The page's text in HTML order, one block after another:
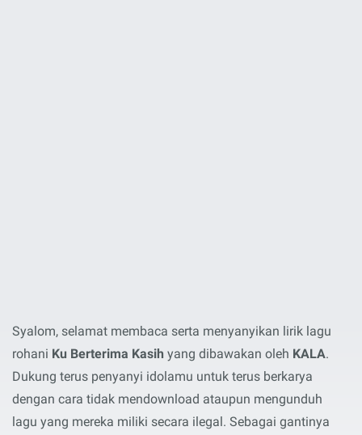
Syalom, selamat membaca serta menyanyikan lirik lagu
rohani Ku Berterima Kasih yang dibawakan oleh KALA.
Dukung terus penyanyi idolamu untuk terus berkarya
dengan cara tidak mendownload ataupun mengunduh
lagu yang mereka miliki secara ilegal. Sebagai gantinya